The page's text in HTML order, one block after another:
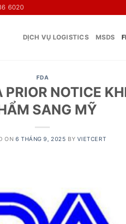
6020
DỊCH VỤ LOGISTICS MSDS
FDA
NOTICE
SANG MỸ
ON 6 THÁNG 9, 2025 BY VIETCERT